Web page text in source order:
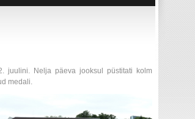
juulini. Nelja päeva jooksul püstitati kolm
medali.